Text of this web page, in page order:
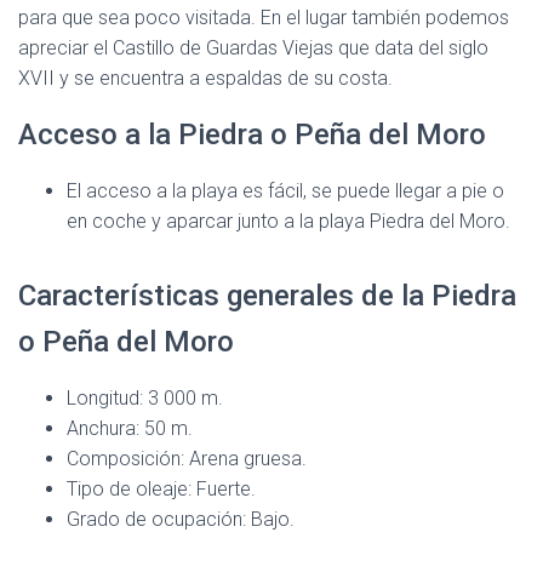
para que sea poco visitada. En el lugar también podemos
apreciar el Castillo de Guardas Viejas que data del siglo
XVII y se encuentra a espaldas de su costa.
Acceso a la Piedra o Peña del Moro
El acceso a la playa es fácil, se puede llegar a pie o
en coche y aparcar junto a la playa Piedra del Moro.
Características generales de la Piedra
o Peña del Moro
Longitud: 3 000 m.
Anchura: 50 m.
Composición: Arena gruesa.
Tipo de oleaje: Fuerte.
Grado de ocupación: Bajo.